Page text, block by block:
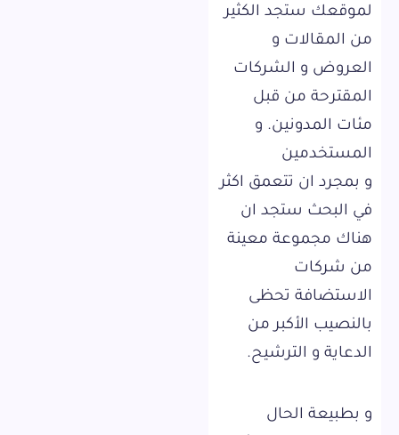
لموقعك ستجد الكثير
من المقالات و
العروض و الشركات
المقترحة من قبل
مئات المدونين. و
المستخدمين
و بمجرد ان تتعمق اكثر
في البحث ستجد ان
هناك مجموعة معينة
من شركات
الاستضافة تحظى
بالنصيب الأكبر من
الدعاية و الترشيح.
و بطبيعة الحال